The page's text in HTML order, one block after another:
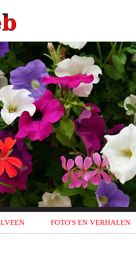
FOTO'S EN VERHALEN